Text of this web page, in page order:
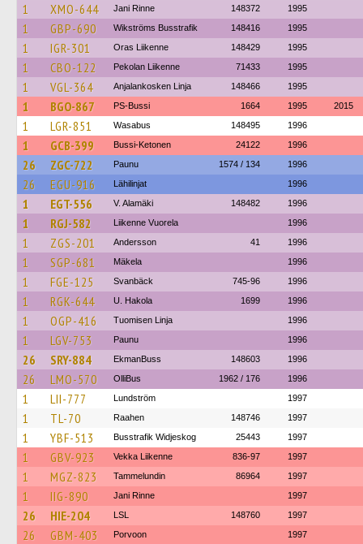
1 XMO-644 Jani Rinne 148372 1995
1 GBP-690 Wikströms Busstrafik 148416 1995
1 IGR-301 Oras Liikenne 148429 1995
1 CBO-122 Pekolan Liikenne 71433 1995
1 VGL-364 Anjalankosken Linja 148466 1995
1 BGO-867 PS-Bussi 1664 1995 2015
1 LGR-851 Wasabus 148495 1996
1 GCB-399 Bussi-Ketonen 24122 1996
26 ZGC-722 Paunu 1574 / 134 1996
26 EGU-916 Lähilinjat 1996
1 EGT-556 V. Alamäki 148482 1996
1 RGJ-582 Liikenne Vuorela 1996
1 ZGS-201 Andersson 41 1996
1 SGP-681 Mäkela 1996
1 FGE-125 Svanbäck 745-96 1996
1 RGK-644 U. Hakola 1699 1996
1 OGP-416 Tuomisen Linja 1996
1 LGV-753 Paunu 1996
26 SRY-884 EkmanBuss 148603 1996
26 LMO-570 OlliBus 1962 / 176 1996
1 LII-777 Lundström 1997
1 TL-70 Raahen 148746 1997
1 YBF-513 Busstrafik Widjeskog 25443 1997
1 GBV-923 Vekka Liikenne 836-97 1997
1 MGZ-823 Tammelundin 86964 1997
1 IIG-890 Jani Rinne 1997
26 HIE-204 LSL 148760 1997
26 GBM-403 Porvoon 1997